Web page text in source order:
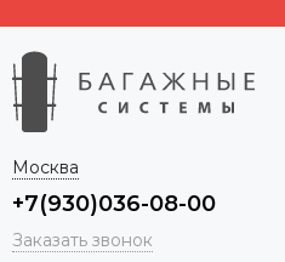
Москва
+7(930)036-08-00
Заказать звонок